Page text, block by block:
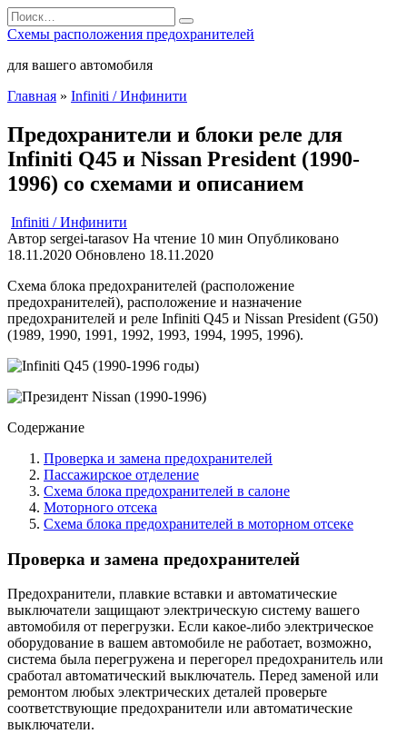
Перейти
к
содержанию
Search
for:
Схемы расположения предохранителей
для вашего автомобиля
Главная » Infiniti / Инфинити
Предохранители и блоки реле для
Infiniti Q45 и Nissan President (1990-
1996) со схемами и описанием
Infiniti / Инфинити
Автор sergei-tarasov На чтение 10 мин Опубликовано
18.11.2020 Обновлено 18.11.2020
Схема блока предохранителей (расположение
предохранителей), расположение и назначение
предохранителей и реле Infiniti Q45 и Nissan President (G50)
(1989, 1990, 1991, 1992, 1993, 1994, 1995, 1996).
Содержание
Проверка и замена предохранителей
Пассажирское отделение
Схема блока предохранителей в салоне
Моторного отсека
Схема блока предохранителей в моторном отсеке
Проверка и замена предохранителей
Предохранители, плавкие вставки и автоматические
выключатели защищают электрическую систему вашего
автомобиля от перегрузки. Если какое-либо электрическое
оборудование в вашем автомобиле не работает, возможно,
система была перегружена и перегорел предохранитель или
сработал автоматический выключатель. Перед заменой или
ремонтом любых электрических деталей проверьте
соответствующие предохранители или автоматические
выключатели.